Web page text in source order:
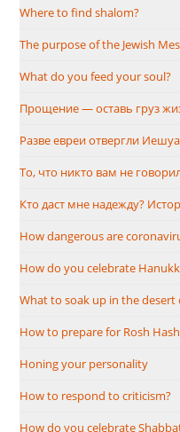
Where to find shalom?
The purpose of the Jewish
What do you feed your soul?
Прощение — оставь груз
Разве евреи отвергли
То, что никто вам не
Кто даст мне надежду?
How dangerous are
How do you celebrate
What to soak up in the desert
How to prepare for Rosh
Honing your personality
How to respond to criticism?
How do you celebrate